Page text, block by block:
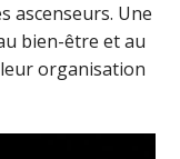
ascenseurs. Une
bien-être et au
organisation